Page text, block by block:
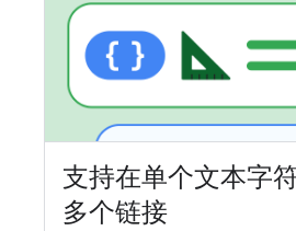
支持在单个文本字
多个链接